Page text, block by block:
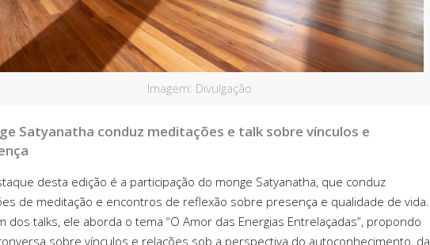
Imagem: Divulgação
Satyanatha conduz meditações e talk sobre vínculos e
desta edição é a participação do monge Satyanatha, que conduz
de meditação e encontros de reflexão sobre presença e qualidade de vida.
dos talks, ele aborda o tema “O Amor das Energias Entrelaçadas”, propondo
sobre vínculos e relações sob a perspectiva do autoconhecimento, da